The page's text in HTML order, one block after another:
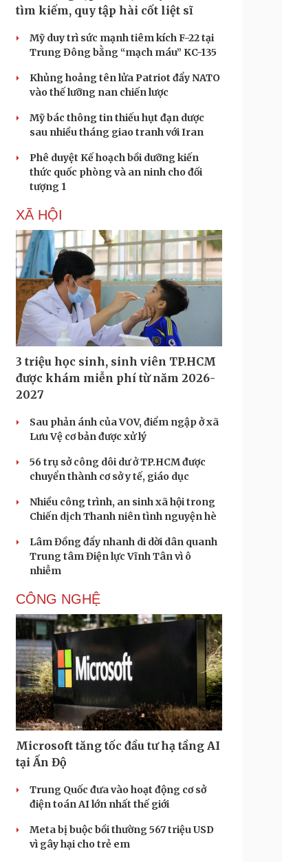
tìm kiếm, quy tập hài cốt liệt sĩ
Mỹ duy trì sức mạnh tiêm kích F-22 tại
Trung Đông bằng “mạch máu” KC-135
Khủng hoảng tên lửa Patriot đẩy NATO
vào thế lưỡng nan chiến lược
Mỹ bác thông tin thiếu hụt đạn dược
sau nhiều tháng giao tranh với Iran
Phê duyệt Kế hoạch bồi dưỡng kiến
thức quốc phòng và an ninh cho đối
tượng 1
XÃ HỘI
3 triệu học sinh, sinh viên TP.HCM
được khám miễn phí từ năm 2026-
2027
Sau phản ánh của VOV, điểm ngập ở xã
Lưu Vệ cơ bản được xử lý
56 trụ sở công dôi dư ở TP.HCM được
chuyển thành cơ sở y tế, giáo dục
Nhiều công trình, an sinh xã hội trong
Chiến dịch Thanh niên tình nguyện hè
Lâm Đồng đẩy nhanh di dời dân quanh
Trung tâm Điện lực Vĩnh Tân vì ô
nhiễm
CÔNG NGHỆ
Microsoft tăng tốc đầu tư hạ tầng AI
tại Ấn Độ
Trung Quốc đưa vào hoạt động cơ sở
điện toán AI lớn nhất thế giới
Meta bị buộc bồi thường 567 triệu USD
vì gây hại cho trẻ em